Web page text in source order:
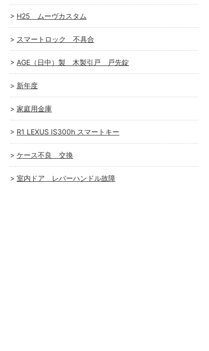
H25 ムーヴカスタム
スマートロック 不具合
AGE（日中）製 木製引戸 戸先錠
新年度
家庭用金庫
R1 LEXUS IS300h スマートキー
ケース不良 交換
室内ドア レバーハンドル故障